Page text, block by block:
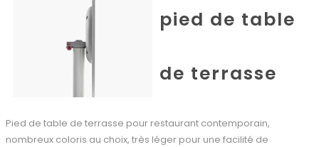
pied de table
de terrasse
Pied de table de terrasse pour restaurant contemporain,
nombreux coloris au choix, très léger pour une facilité de